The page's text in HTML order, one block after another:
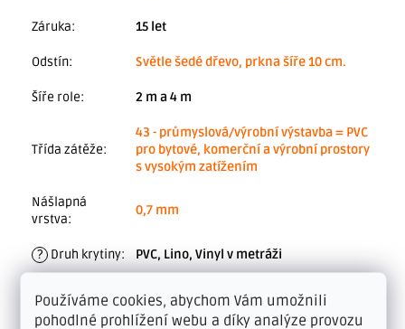
Používáme cookies, abychom Vám umožnili
pohodlné prohlížení webu a díky analýze provozu
Záruka: 15 let
Odstín: Světle šedé dřevo, prkna šíře 10 cm.
Šíře role: 2 m a 4 m
Třída zátěže:
43 - průmyslová/výrobní výstavba = PVC
pro bytové, komerční a výrobní prostory
s vysokým zatížením
Nášlapná
vrstva:
0,7 mm
? Druh krytiny: PVC, Lino, Vinyl v metráži
pokládky bez
lepení:
Celoplošně lepit. Bez lepení pouze v
bytových prostorách do 15 m².